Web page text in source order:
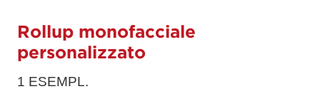
Rollup monofacciale
personalizzato
1 ESEMPL.